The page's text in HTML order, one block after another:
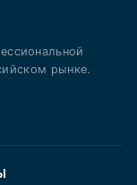
рынке.